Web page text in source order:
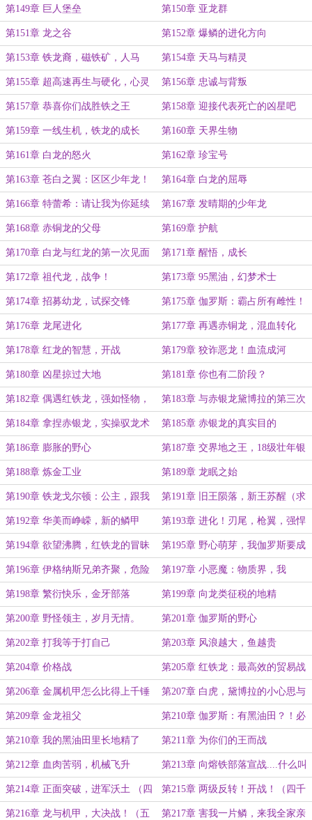
第149章 巨人堡垒 第150章 亚龙群
第151章 龙之谷 第152章 爆鳞的进化方向
第153章 铁龙裔，磁铁矿，人马 第154章 天马与精灵
第155章 超高速再生与硬化，心灵
术士
第156章 忠诚与背叛
第157章 恭喜你们战胜铁之王 第158章 迎接代表死亡的凶星吧
（求月票）
第159章 一线生机，铁龙的成长 第160章 天界生物
第161章 白龙的怒火 第162章 珍宝号
第163章 苍白之翼：区区少年龙！ 第164章 白龙的屈辱
第166章 特蕾希：请让我为你延续
血脉
第167章 发晴期的少年龙
第168章 赤铜龙的父母 第169章 护航
第170章 白龙与红龙的第一次见面 第171章 醒悟，成长
第172章 祖代龙，战争！ 第173章 95黑油，幻梦术士
第174章 招募幼龙，试探交锋 第175章 伽罗斯：霸占所有雌性！
第176章 龙尾进化 第177章 再遇赤铜龙，混血转化
第178章 红龙的智慧，开战 第179章 狡诈恶龙！血流成河
第180章 凶星掠过大地 第181章 你也有二阶段？
第182章 偶遇红铁龙，强如怪物，
三阶段全开无法战胜（高潮大章）
第183章 与赤银龙黛博拉的第三次
见面，新的谜题（求月票）
第184章 拿捏赤银龙，实操驭龙术 第185章 赤银龙的真实目的
第186章 膨胀的野心 第187章 交界地之王，18级壮年银
龙
第188章 炼金工业 第189章 龙眠之始
第190章 铁龙戈尔顿：公主，跟我
私奔吧！（求月票）
第191章 旧王陨落，新王苏醒（求
月票）
第192章 华美而峥嵘，新的鳞甲 第193章 进化！刃尾，枪翼，强悍
的新鳞！
第194章 欲望沸腾，红铁龙的冒昧
邀爱
第195章 野心萌芽，我伽罗斯要成
为交界地之王！
第196章 伊格纳斯兄弟齐聚，危险
与机遇
第197章 小恶魔：物质界，我
来......有恶龙！快逃！
第198章 繁衍快乐，金牙部落 第199章 向龙类征税的地精
第200章 野怪领主，岁月无情。 第201章 伽罗斯的野心
第202章 打我等于打自己 第203章 风浪越大，鱼越贵
第204章 价格战 第205章 红铁龙：最高效的贸易战
是将对手全部杀死
第206章 金属机甲怎么比得上千锤
百炼的血肉？
第207章 白虎，黛博拉的小心思与
新谜题
第209章 金龙祖父 第210章 伽罗斯：有黑油田？！必
须重拳出击！
第210章 我的黑油田里长地精了 第211章 为你们的王而战
第212章 血肉苦弱，机械飞升 第213章 向熔铁部落宣战....什么叫
他们已经打上门了？！
第214章 正面突破，进军沃土 （四
千大章）
第215章 两级反转！开战！（四千
大章）
第216章 龙与机甲，大决战！（五 第217章 害我一片鳞，来我全家亲